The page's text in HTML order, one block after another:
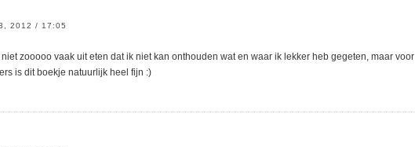
2012 / 17:05
zooooo vaak uit eten dat ik niet kan onthouden wat en waar ik lekker heb gegeten, maar voor
is dit boekje natuurlijk heel fijn :)